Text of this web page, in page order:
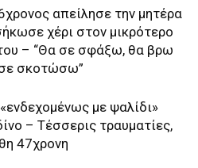
απείλησε την μητέρα
χέρι στον μικρότερο
– “Θα σε σφάξω, θα βρω
σκοτώσω”
με ψαλίδι»
– Τέσσερις τραυματίες,
47χρονη